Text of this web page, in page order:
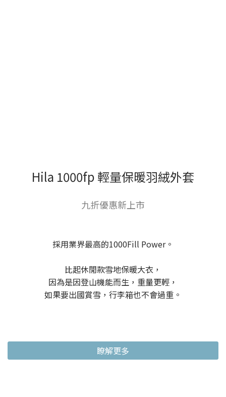
Hila 1000fp 輕量保暖羽絨外套
九折優惠新上市
採用業界最高的1000Fill Power。
比起休閒款雪地保暖大衣，
因為是因登山機能而生，重量更輕，
如果要出國賞雪，行李箱也不會過重。
瞭解更多